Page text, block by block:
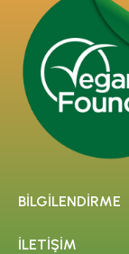
BİLGİLENDİRME
İLETİŞİM